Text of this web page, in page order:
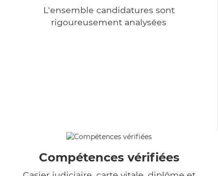
L'ensemble candidatures sont
rigoureusement analysées
Compétences vérifiées